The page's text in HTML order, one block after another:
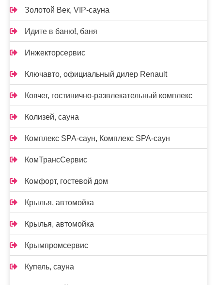
Золотой Век, VIP-сауна
Идите в баню!, баня
Инжекторсервис
Ключавто, официальный дилер Renault
Ковчег, гостинично-развлекательный комплекс
Колизей, сауна
Комплекс SPA-саун, Комплекс SPA-саун
КомТрансСервис
Комфорт, гостевой дом
Крылья, автомойка
Крылья, автомойка
Крымпромсервис
Купель, сауна